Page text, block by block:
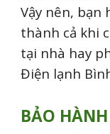
Vậy nên, bạn
thành cả khi
tại nhà hay
Điện lạnh
BẢO